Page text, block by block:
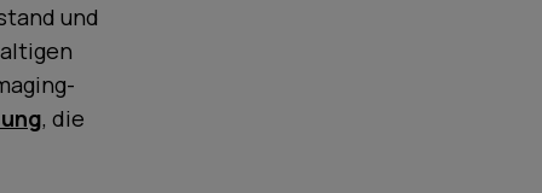
und
, die